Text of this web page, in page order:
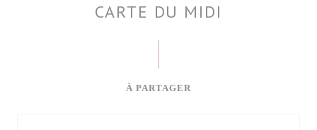
CARTE DU MIDI
À PARTAGER